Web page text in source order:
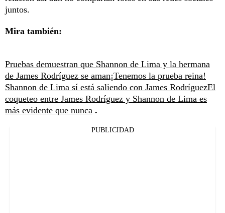
juntos.
Mira también:
Pruebas demuestran que Shannon de Lima y la hermana
de James Rodríguez se aman¡Tenemos la prueba reina!
Shannon de Lima sí está saliendo con James RodríguezEl
coqueteo entre James Rodríguez y Shannon de Lima es
más evidente que nunca .
PUBLICIDAD